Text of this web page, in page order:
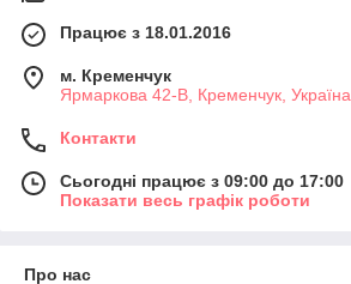
Працює з 18.01.2016
м. Кременчук
Ярмаркова 42-В, Кременчук, Україна
Контакти
Сьогодні працює з 09:00 до 17:00
Показати весь графік роботи
Про нас